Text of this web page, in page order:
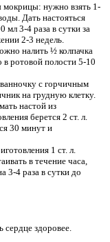
мокрицы: нужно взять 1-
Дать настояться
мл 3-4 раза в сутки за
2-3 недель.
налить ½ колпачка
в ротовой полости 5-10
с горчичным
на грудную клетку.
настой из
берется 2 ст. л.
30 минут и
1 ст. л.
в течение часа,
3-4 раза в сутки до
сердце здоровее.